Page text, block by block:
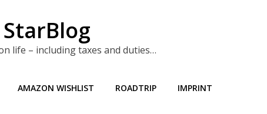
StarBlog
life – including taxes and duties…
AMAZON WISHLIST ROADTRIP IMPRINT